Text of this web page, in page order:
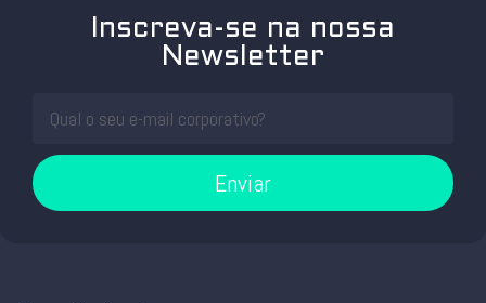
Inscreva-se na nossa
Newsletter
Enviar